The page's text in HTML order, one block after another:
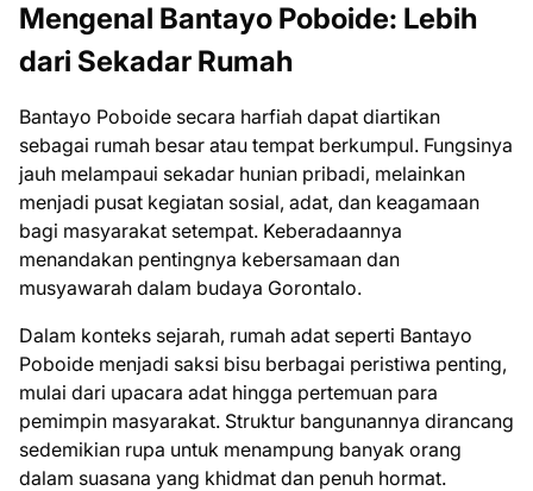
Mengenal Bantayo Poboide: Lebih
dari Sekadar Rumah
Bantayo Poboide secara harfiah dapat diartikan
sebagai rumah besar atau tempat berkumpul. Fungsinya
jauh melampaui sekadar hunian pribadi, melainkan
menjadi pusat kegiatan sosial, adat, dan keagamaan
bagi masyarakat setempat. Keberadaannya
menandakan pentingnya kebersamaan dan
musyawarah dalam budaya Gorontalo.
Dalam konteks sejarah, rumah adat seperti Bantayo
Poboide menjadi saksi bisu berbagai peristiwa penting,
mulai dari upacara adat hingga pertemuan para
pemimpin masyarakat. Struktur bangunannya dirancang
sedemikian rupa untuk menampung banyak orang
dalam suasana yang khidmat dan penuh hormat.